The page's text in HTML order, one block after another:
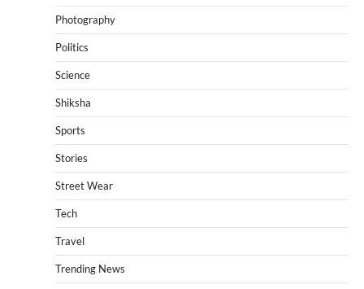
Photography
Politics
Science
Shiksha
Sports
Stories
Street Wear
Tech
Travel
Trending News